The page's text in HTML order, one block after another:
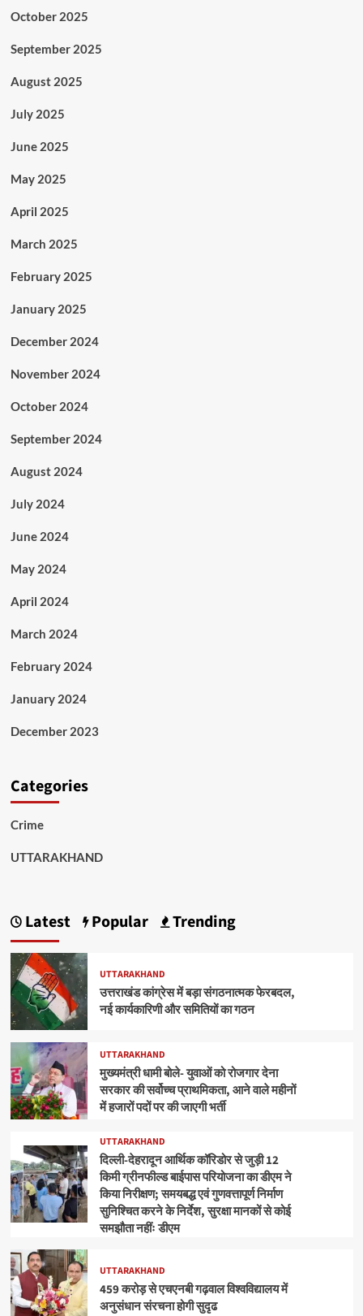
October 2025
September 2025
August 2025
July 2025
June 2025
May 2025
April 2025
March 2025
February 2025
January 2025
December 2024
November 2024
October 2024
September 2024
August 2024
July 2024
June 2024
May 2024
April 2024
March 2024
February 2024
January 2024
December 2023
Categories
Crime
UTTARAKHAND
Latest Popular Trending
UTTARAKHAND
उत्तराखंड कांग्रेस में बड़ा संगठनात्मक फेरबदल,
नई कार्यकारिणी और समितियों का गठन
UTTARAKHAND
मुख्यमंत्री धामी बोले- युवाओं को रोजगार देना
सरकार की सर्वोच्च प्राथमिकता, आने वाले महीनों
में हजारों पदों पर की जाएगी भर्ती
UTTARAKHAND
दिल्ली-देहरादून आर्थिक कॉरिडोर से जुड़ी 12
किमी ग्रीनफील्ड बाईपास परियोजना का डीएम ने
किया निरीक्षण; समयबद्ध एवं गुणवत्तापूर्ण निर्माण
सुनिश्चित करने के निर्देश, सुरक्षा मानकों से कोई
समझौता नहींः डीएम
UTTARAKHAND
459 करोड़ से एचएनबी गढ़वाल विश्वविद्यालय में
अनुसंधान संरचना होगी सुदृढ